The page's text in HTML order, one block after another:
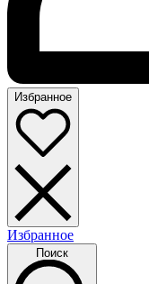
Избранное
Избранное
Поиск